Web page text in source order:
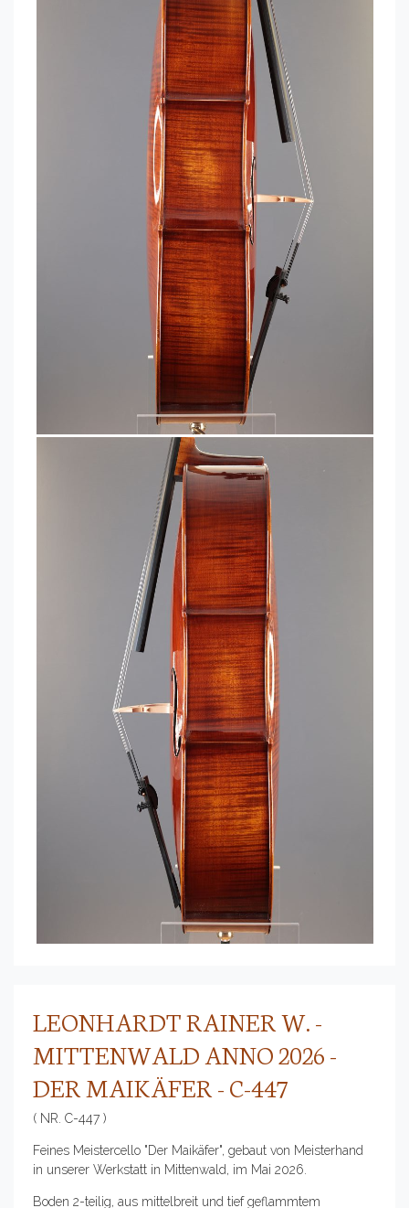
LEONHARDT RAINER W. -
MITTENWALD ANNO 2026 -
DER MAIKÄFER - C-447
( NR. C-447 )
Feines Meistercello "Der Maikäfer", gebaut von Meisterhand
in unserer Werkstatt in Mittenwald, im Mai 2026.
Boden 2-teilig, aus mittelbreit und tief geflammtem